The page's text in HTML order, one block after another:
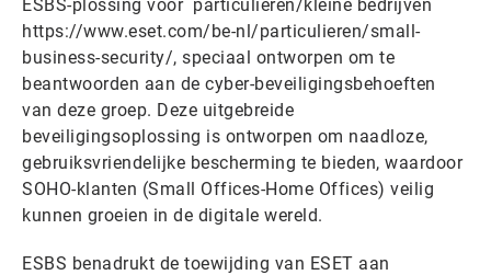
ESBS-plossing voor particulieren/kleine bedrijven
https://www.eset.com/be-nl/particulieren/small-
business-security/, speciaal ontworpen om te
beantwoorden aan de cyber-beveiligingsbehoeften
van deze groep. Deze uitgebreide
beveiligingsoplossing is ontworpen om naadloze,
gebruiksvriendelijke bescherming te bieden, waardoor
SOHO-klanten (Small Offices-Home Offices) veilig
kunnen groeien in de digitale wereld.
ESBS benadrukt de toewijding van ESET aan